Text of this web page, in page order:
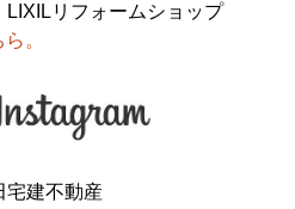
リフォームショップ
。
建不動産